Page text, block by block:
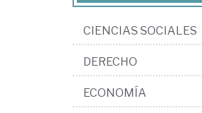
CIENCIAS SOCIALES
DERECHO
ECONOMÍA